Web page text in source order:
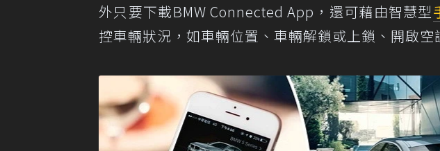
外只要下載BMW Connected App，還可藉由智慧型
控車輛狀況，如車輛位置、車輛解鎖或上鎖、開啟空